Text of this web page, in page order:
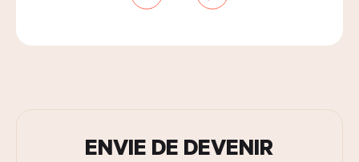
ENVIE DE DEVENIR